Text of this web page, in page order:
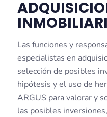
Las funciones y
especialistas en
selección de posibles
hipótesis y el uso de
ARGUS para valorar y
las posibles